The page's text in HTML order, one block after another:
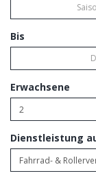
Bis
Erwachsene
Dienstleistung